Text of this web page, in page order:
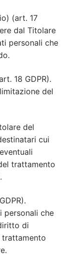
(art. 17
dal Titolare
personali che
18 GDPR).
del
del
cui
trattamento
personali che
di